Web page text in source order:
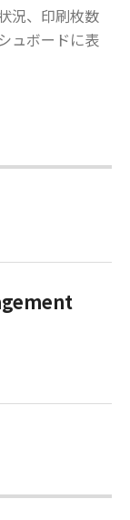
況、印刷枚数
ュボードに表